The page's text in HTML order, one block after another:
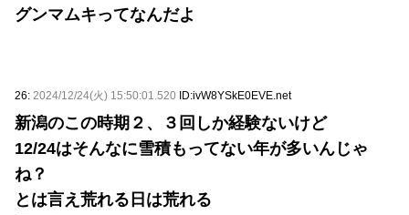
グンマムキってなんだよ
26: 2024/12/24(火) 15:50:01.520 ID:ivW8YSkE0EVE.net
新潟のこの時期２、３回しか経験ないけど
12/24はそんなに雪積もってない年が多いんじゃ
ね？
とは言え荒れる日は荒れる